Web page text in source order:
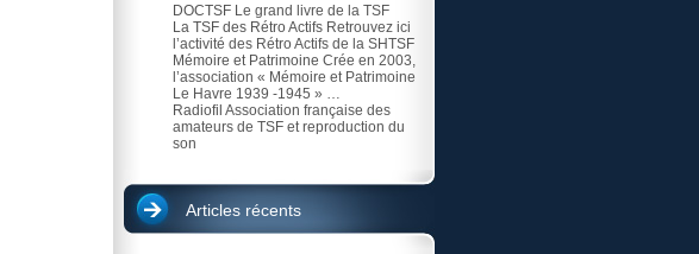
DOCTSF Le grand livre de la TSF
La TSF des Rétro Actifs Retrouvez ici
l’activité des Rétro Actifs de la SHTSF
Mémoire et Patrimoine Crée en 2003,
l’association « Mémoire et Patrimoine
Le Havre 1939 -1945 » …
Radiofil Association française des
amateurs de TSF et reproduction du
son
Articles récents